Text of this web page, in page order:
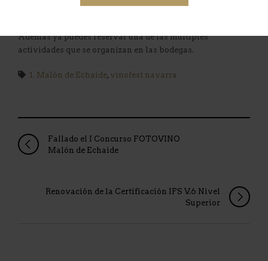
Además ya puedes reservar una de las múltiples
actividades que se organizan en las bodegas.
1. Malón de Echaide, vinofest navarra
Fallado el I Concurso FOTOVINO
Malón de Echaide
Renovación de la Certificación IFS V.6 Nivel
Superior